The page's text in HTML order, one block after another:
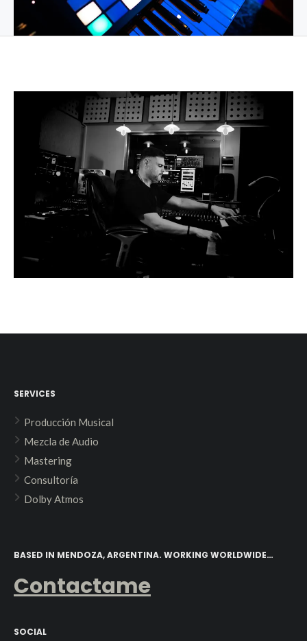
SERVICES
Producción Musical
Mezcla de Audio
Mastering
Consultoría
Dolby Atmos
BASED IN MENDOZA, ARGENTINA. WORKING WORLDWIDE…
Contactame
SOCIAL